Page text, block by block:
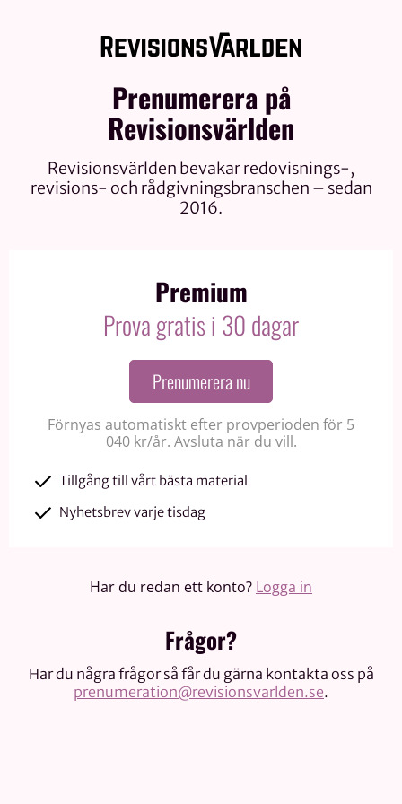
Prenumerera på
Revisionsvärlden
Revisionsvärlden bevakar redovisnings-,
revisions- och rådgivningsbranschen – sedan
2016.
Premium
Prova gratis i 30 dagar
Prenumerera nu
Förnyas automatiskt efter provperioden för 5
040 kr/år. Avsluta när du vill.
Tillgång till vårt bästa material
Nyhetsbrev varje tisdag
Har du redan ett konto? Logga in
Frågor?
Har du några frågor så får du gärna kontakta oss på
prenumeration@revisionsvarlden.se.